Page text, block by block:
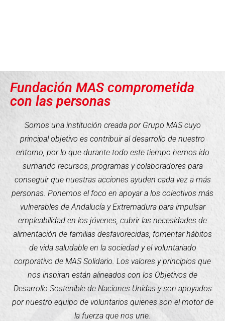
Fundación MAS comprometida
con las personas
Somos una institución creada por Grupo MAS cuyo
principal objetivo es contribuir al desarrollo de nuestro
entorno, por lo que durante todo este tiempo hemos ido
sumando recursos, programas y colaboradores para
conseguir que nuestras acciones ayuden cada vez a más
personas. Ponemos el foco en apoyar a los colectivos más
vulnerables de Andalucía y Extremadura para impulsar
empleabilidad en los jóvenes, cubrir las necesidades de
alimentación de familias desfavorecidas, fomentar hábitos
de vida saludable en la sociedad y el voluntariado
corporativo de MAS Solidario. Los valores y principios que
nos inspiran están alineados con los Objetivos de
Desarrollo Sostenible de Naciones Unidas y son apoyados
por nuestro equipo de voluntarios quienes son el motor de
la fuerza que nos une.